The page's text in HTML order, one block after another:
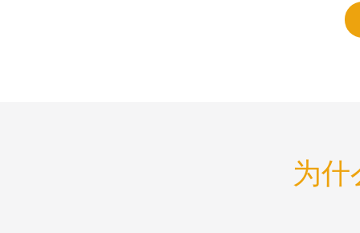
为什